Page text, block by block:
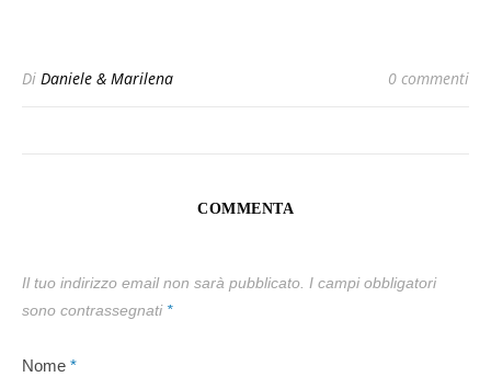
Di Daniele & Marilena 0 commenti
COMMENTA
Il tuo indirizzo email non sarà pubblicato. I campi obbligatori
sono contrassegnati *
Nome *